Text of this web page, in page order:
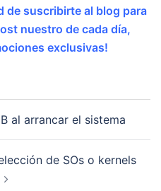
de suscribirte al blog para
nuestro de cada día,
exclusivas!
al arrancar el sistema
de SOs o kernels